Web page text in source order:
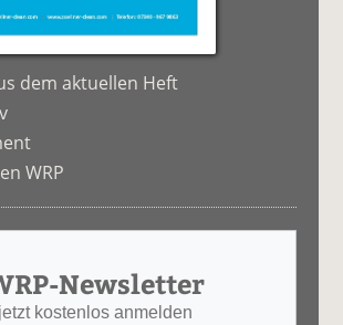
dem aktuellen Heft
WRP
Newsletter
jetzt kostenlos anmelden